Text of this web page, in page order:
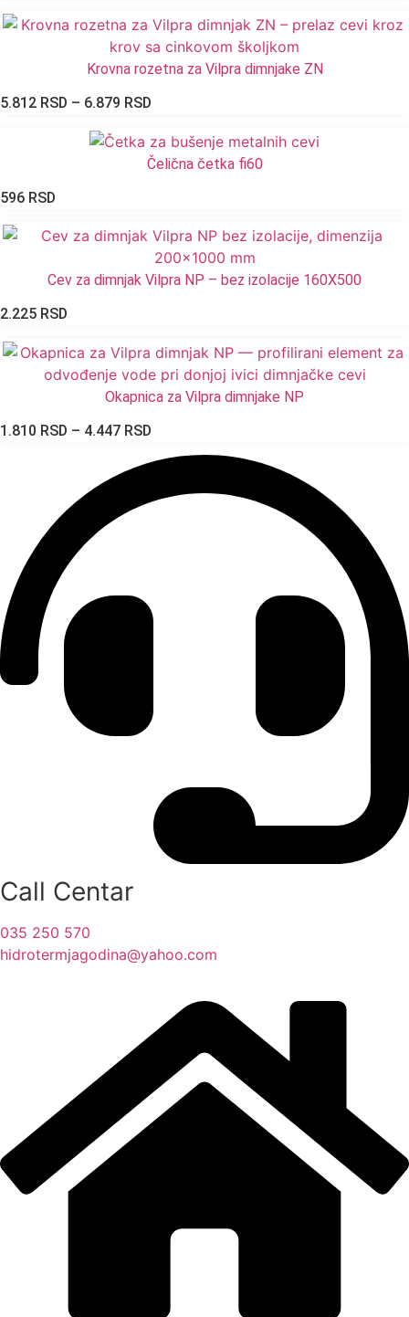
od
2.899 RSD
do
Krovna rozetna za Vilpra dimnjake ZN
5.812 RSD – 6.879 RSD
od
5.812 RSD
Čelična četka fi60
596 RSD
Cev za dimnjak Vilpra NP – bez izolacije 160X500
2.225 RSD
Okapnica za Vilpra dimnjake NP
1.810 RSD – 4.447 RSD
1.810 RSD
Call Centar
035 250 570
hidrotermjagodina@yahoo.com